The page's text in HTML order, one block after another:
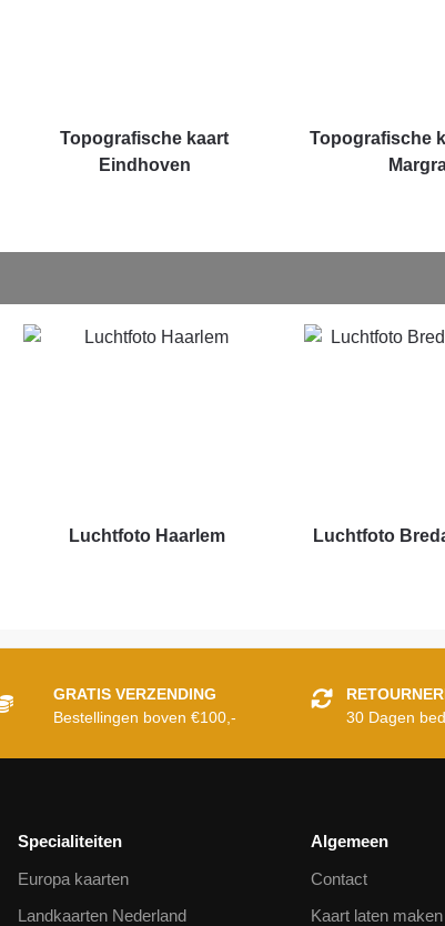
Topografische kaart
Eindhoven
Topografische
Luchtfoto Haarlem Luchtfoto
GRATIS VERZENDING
Bestellingen boven €100,-
30 Dagen
Specialiteiten
Europa kaarten
Landkaarten Nederland
Algemeen
Contact
Kaart laten maken